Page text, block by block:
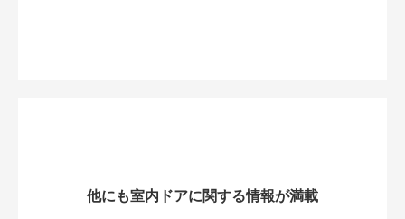
他にも室内ドアに関する情報が満載